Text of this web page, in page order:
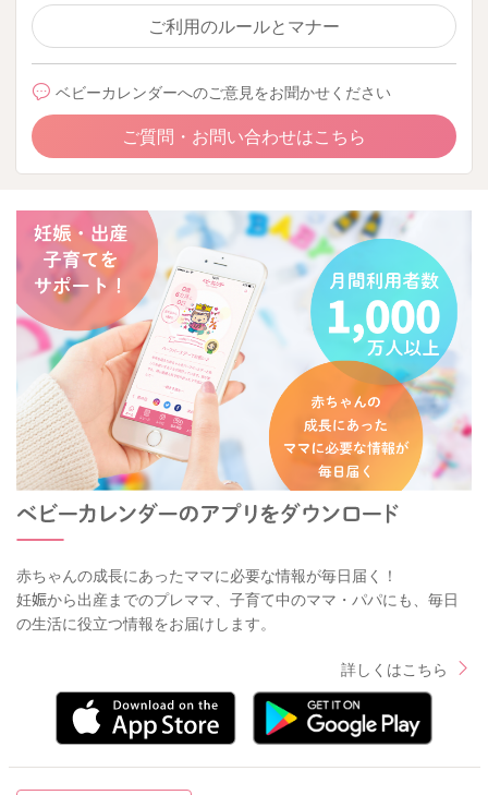
ご利用のルールとマナー
ベビーカレンダーへのご意見をお聞かせください
ご質問・お問い合わせはこちら
赤ちゃんの成長にあったママに必要な情報が毎日届く！
妊娠から出産までのプレママ、子育て中のママ・パパにも、毎日
の生活に役立つ情報をお届けします。
詳しくはこちら